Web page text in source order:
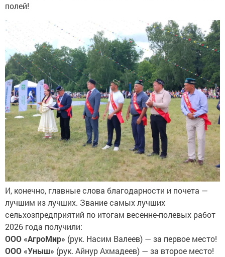
полей!
И, конечно, главные слова благодарности и почета —
лучшим из лучших. Звание самых лучших
сельхозпредприятий по итогам весенне-полевых работ
2026 года получили:
ООО «АгроМир» (рук. Насим Валеев) — за первое место!
ООО «Уныш» (рук. Айнур Ахмадеев) — за второе место!